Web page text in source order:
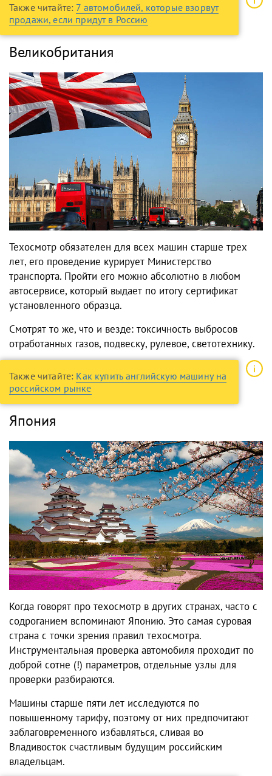
Также читайте: 7 автомобилей, которые взорвут
продажи, если придут в Россию
Великобритания
Техосмотр обязателен для всех машин старше трех
лет, его проведение курирует Министерство
транспорта. Пройти его можно абсолютно в любом
автосервисе, который выдает по итогу сертификат
установленного образца.
Смотрят то же, что и везде: токсичность выбросов
отработанных газов, подвеску, рулевое, светотехнику.
Также читайте: Как купить английскую машину на
российском рынке
Япония
Когда говорят про техосмотр в других странах, часто с
содроганием вспоминают Японию. Это самая суровая
страна с точки зрения правил техосмотра.
Инструментальная проверка автомобиля проходит по
доброй сотне (!) параметров, отдельные узлы для
проверки разбираются.
Машины старше пяти лет исследуются по
повышенному тарифу, поэтому от них предпочитают
заблаговременного избавляться, сливая во
Владивосток счастливым будущим российским
владельцам.